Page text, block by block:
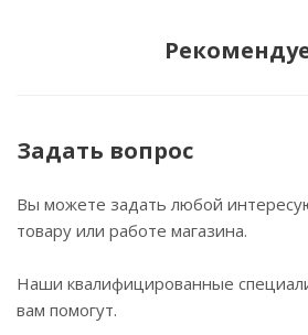
Задать вопрос
Вы можете задать любой
товару или работе магазина.
Наши квалифицированные
вам помогут.